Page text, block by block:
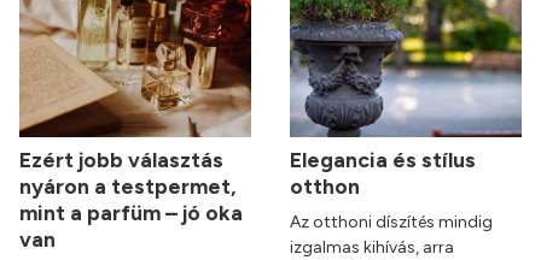
Ezért jobb választás
nyáron a testpermet,
mint a parfüm – jó oka
van
Elegancia és stílus
otthon
Az otthoni díszítés mindig
izgalmas kihívás, arra